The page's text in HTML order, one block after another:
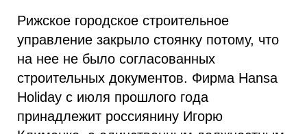
Рижское городское строительное
управление закрыло стоянку потому, что
на нее не было согласованных
строительных документов. Фирма Hansa
Holiday с июля прошлого года
принадлежит россиянину Игорю